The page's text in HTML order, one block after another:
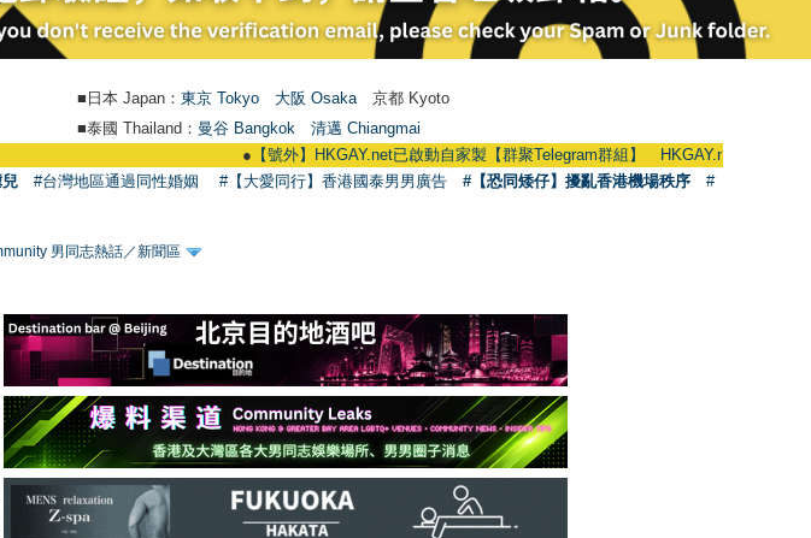
■日本 Japan： 東京 Tokyo 大阪 Osaka 京都 Kyoto
■泰國 Thailand： 曼谷 Bangkok
清邁 Chiangmai
【號外】HKGAY.net已啟動自家製【群聚Telegram群組】 HKGAY.net has already opened a home-
#台灣地區通過同性婚姻 #【大愛同行】香港國泰男男廣告 #【恐同矮仔】擾亂香港機場秩序
#
男同志熱話／新聞區